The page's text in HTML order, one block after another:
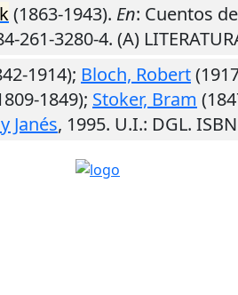
(1863-1943). En: Cuentos
261-3280-4. (A)
1914); Bloch, Robert
1849); Stoker, Bram
Janés, 1995. U.I.: DGL.